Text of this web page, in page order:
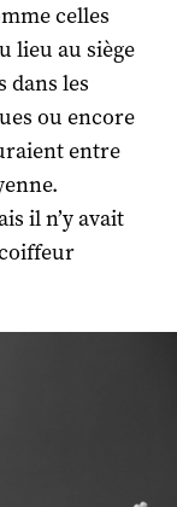
celles
lieu au siège
dans les
ou encore
entre
il n’y avait